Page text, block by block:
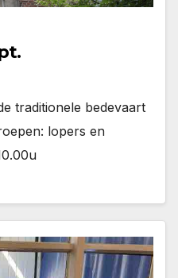
traditionele bedevaart
lopers en